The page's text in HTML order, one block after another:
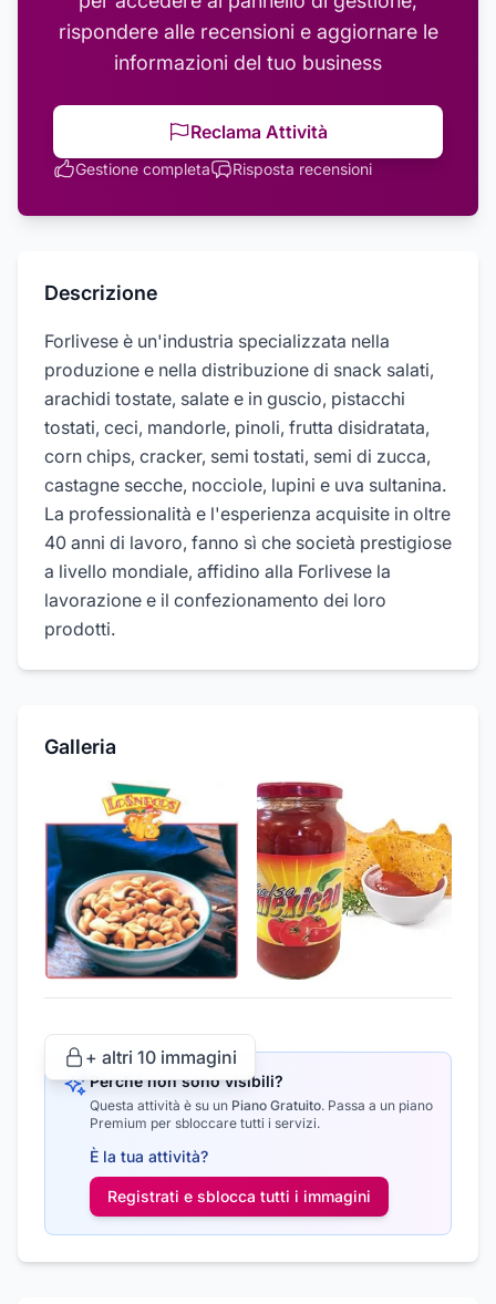
rispondere alle recensioni e aggiornare le
informazioni del tuo business
Reclama Attività
Gestione completa Risposta recensioni
Descrizione
Forlivese è un'industria specializzata nella
produzione e nella distribuzione di snack salati,
arachidi tostate, salate e in guscio, pistacchi
tostati, ceci, mandorle, pinoli, frutta disidratata,
corn chips, cracker, semi tostati, semi di zucca,
castagne secche, nocciole, lupini e uva sultanina.
La professionalità e l'esperienza acquisite in oltre
40 anni di lavoro, fanno sì che società prestigiose
a livello mondiale, affidino alla Forlivese la
lavorazione e il confezionamento dei loro
prodotti.
Galleria
+ altri 10 immagini
Perché non sono visibili?
Questa attività è su un Piano Gratuito. Passa a un piano
Premium per sbloccare tutti i servizi.
È la tua attività?
Registrati e sblocca tutti i immagini